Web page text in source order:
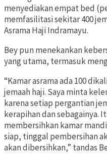
menyediakan empat bed
memfasilitasi sekitar 400
Asrama Haji Indramayu.
Bey pun menekankan
yang utama, termasuk
“Kamar asrama ada 100
jemaah haji. Saya minta
karena setiap pergantian
kerapihan dan sebagainya.
membersihkan kamar
siap, tinggal pembersihan
akan dibersihkan,” tandas